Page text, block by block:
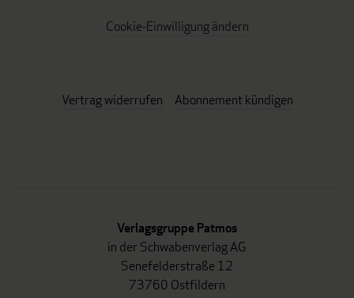
Cookie-Einwilligung ändern
Vertrag widerrufen Abonnement kündigen
Verlagsgruppe Patmos
in der Schwabenverlag AG
Senefelderstraße 12
73760 Ostfildern